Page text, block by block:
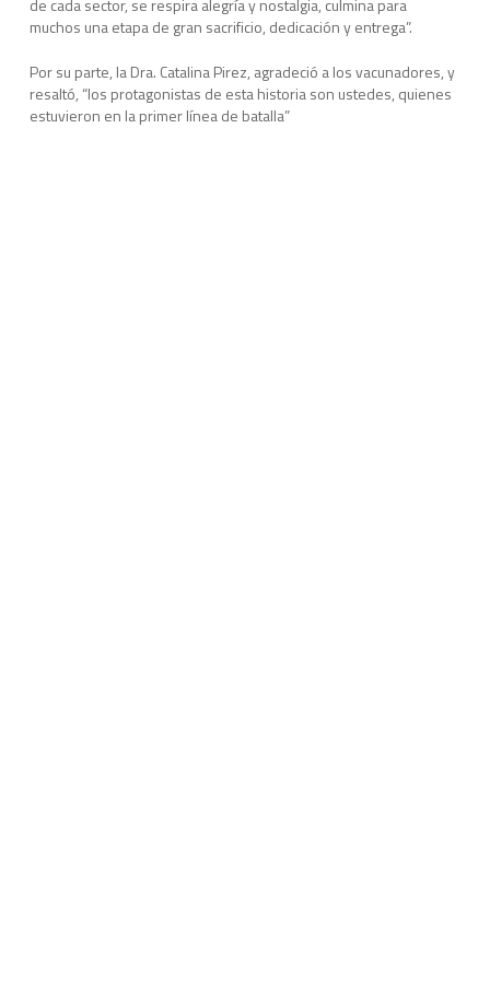
de cada sector, se respira alegría y nostalgia, culmina para
muchos una etapa de gran sacrificio, dedicación y entrega”.
Por su parte, la Dra. Catalina Pirez, agradeció a los vacunadores, y
resaltó, “los protagonistas de esta historia son ustedes, quienes
estuvieron en la primer línea de batalla”